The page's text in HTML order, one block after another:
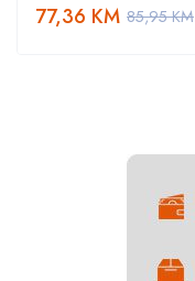
85,95KM
77,36 KM